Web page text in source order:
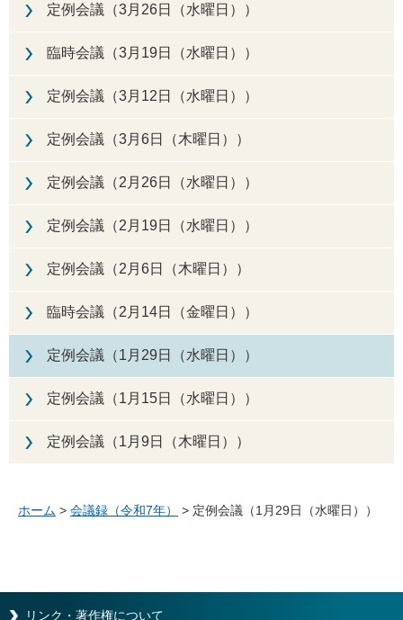
定例会議（3月26日（水曜日））
臨時会議（3月19日（水曜日））
定例会議（3月12日（水曜日））
定例会議（3月6日（木曜日））
定例会議（2月26日（水曜日））
定例会議（2月19日（水曜日））
定例会議（2月6日（木曜日））
臨時会議（2月14日（金曜日））
定例会議（1月29日（水曜日））
定例会議（1月15日（水曜日））
定例会議（1月9日（木曜日））
ホーム > 会議録（令和7年） > 定例会議（1月29日（水曜日））
リンク・著作権について